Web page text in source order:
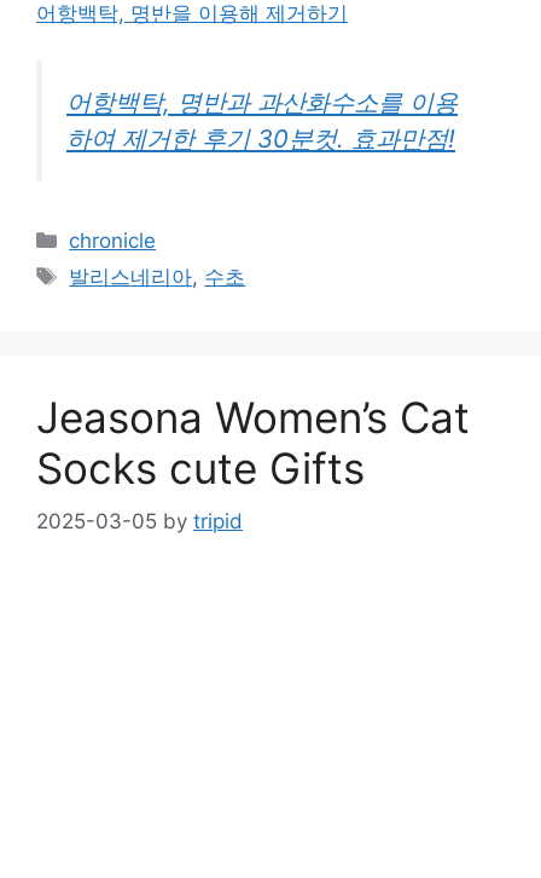
어항백탁, 명반을 이용해 제거하기
어항백탁, 명반과 과산화수소를 이용
하여 제거한 후기 30분컷. 효과만점!
Categories
chronicle
Tags
발리스네리아, 수초
Jeasona Women’s Cat
Socks cute Gifts
2025-03-05 by tripid